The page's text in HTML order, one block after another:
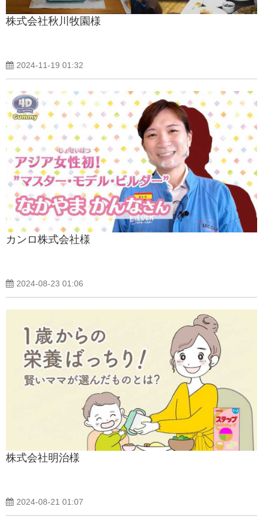
株式会社秋川牧園様
2024-11-19 01:32
カンロ株式会社様
2024-08-23 01:06
株式会社明治様
2024-08-21 01:07